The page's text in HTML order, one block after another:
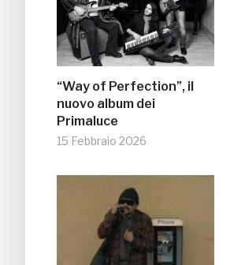
“Way of Perfection”, il
nuovo album dei
Primaluce
15 Febbraio 2026